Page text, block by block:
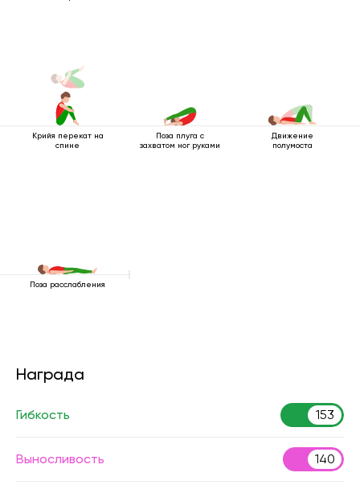
Крийя перекат на
спине
Поза плуга с
захватом ног руками
Движение
полумоста
Поза расслабления
Награда
Гибкость 153
Выносливость 140